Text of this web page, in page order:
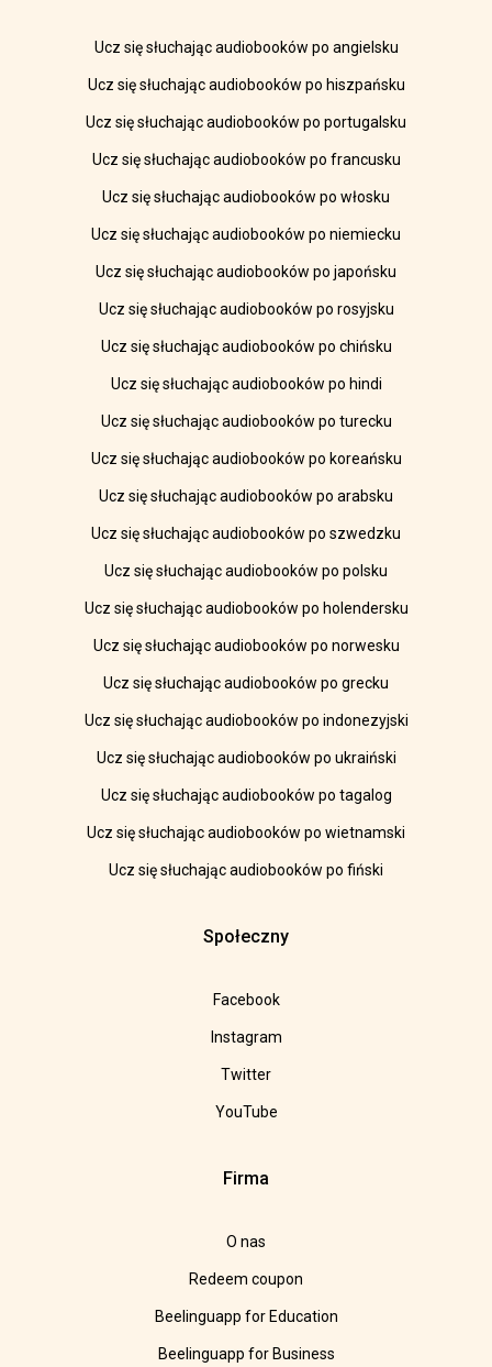
Ucz się słuchając audiobooków po angielsku
Ucz się słuchając audiobooków po hiszpańsku
Ucz się słuchając audiobooków po portugalsku
Ucz się słuchając audiobooków po francusku
Ucz się słuchając audiobooków po włosku
Ucz się słuchając audiobooków po niemiecku
Ucz się słuchając audiobooków po japońsku
Ucz się słuchając audiobooków po rosyjsku
Ucz się słuchając audiobooków po chińsku
Ucz się słuchając audiobooków po hindi
Ucz się słuchając audiobooków po turecku
Ucz się słuchając audiobooków po koreańsku
Ucz się słuchając audiobooków po arabsku
Ucz się słuchając audiobooków po szwedzku
Ucz się słuchając audiobooków po polsku
Ucz się słuchając audiobooków po holendersku
Ucz się słuchając audiobooków po norwesku
Ucz się słuchając audiobooków po grecku
Ucz się słuchając audiobooków po indonezyjski
Ucz się słuchając audiobooków po ukraiński
Ucz się słuchając audiobooków po tagalog
Ucz się słuchając audiobooków po wietnamski
Ucz się słuchając audiobooków po fiński
Społeczny
Facebook
Instagram
Twitter
YouTube
Firma
O nas
Redeem coupon
Beelinguapp for Education
Beelinguapp for Business